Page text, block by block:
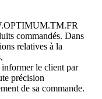
commandés. Dans
relatives à la
le client par
précision
de sa commande.